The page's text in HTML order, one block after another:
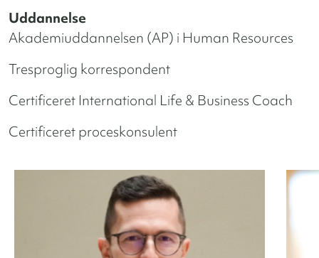
Uddannelse
Akademiuddannelsen (AP) i Human Resources
Tresproglig korrespondent
Certificeret International Life & Business Coach
Certificeret proceskonsulent